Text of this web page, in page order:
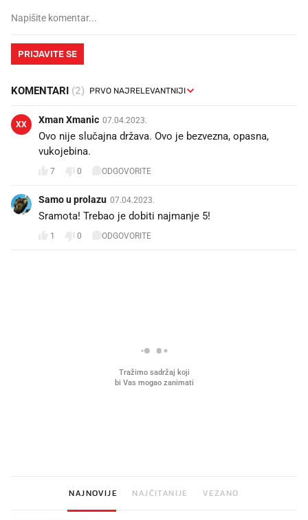
PRIJAVITE SE
KOMENTARI (2)
XX Xman Xmanic 07.04.2023.
Ovo nije slučajna država. Ovo je bezvezna, opasna,
vukojebina.
7 0 ODGOVORITE
Samo u prolazu 07.04.2023.
Sramota! Trebao je dobiti najmanje 5!
1 0 ODGOVORITE
NAJNOVIJE NAJČITANIJE VEZANO